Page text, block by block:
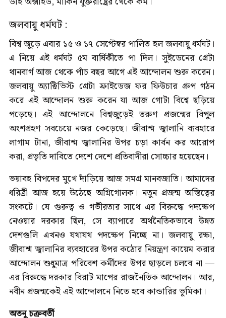
জলবায়ু ধর্মঘট :
বিশ্ব জুড়ে এবার ১৫ ও ১৭ সেপ্টেম্বর পালিত হল জলবায়ু ধর্মঘট।
এ নিয়ে এই ধর্মঘট ৫ম বার্ষিকীতে পা দিল। সুইডেনের গ্রেটা
থানবার্গ আজ থেকে পাঁচ বছর আগে এই আন্দোলন শুরু করেন।
জলবায়ু অ্যাক্টিভিস্ট গ্রেটা ফ্রাইডেজ ফর ফিউচার গ্রুপ গঠন
করে এই আন্দোলন শুরু করেন যা আজ গোটা বিশ্বে ছড়িয়ে
পড়েছে। এই আন্দোলনে বিশ্বজুড়েই তরুণ প্রজন্মের বিপুল
অংশগ্রহণ সবচেয়ে নজর কেড়েছে। জীবাশ্ম জ্বালানি ব্যবহারে
লাগাম টানা, জীবাশ্ম জ্বালানির উপর চড়া কার্বন কর আরোপ
করা, প্রভৃতি দাবিতে দেশে দেশে প্রতিবাদীরা সোচ্চার হয়েছেন।
ভয়াবহ বিপদের মুখে দাঁড়িয়ে আজ সমগ্র মানবজাতি। আমাদের
ধরিত্রী আজ হয়ে উঠেছে অগ্নিগোলক। নতুন প্রজন্ম অস্তিত্বের
সংকটে। যে গুরুত্ব ও গভীরতার সাথে এর বিরুদ্ধে পদক্ষেপ
নেওয়ার দরকার ছিল, সে ব্যাপারে অর্থনৈতিকভাবে উন্নত
দেশগুলি এখনও যথাযথ পদক্ষেপ নিচ্ছে না। জলবায়ু রক্ষা,
জীবাশ্ম জ্বালানির ব্যবহারের উপর কঠোর নিয়ন্ত্রণ কায়েম করার
আন্দোলন শুধুমাত্র পরিবেশ কর্মীদের উপর ছাড়লে চলবে না —
এর বিরুদ্ধে দরকার বিরাট মাপের রাজনৈতিক আন্দোলন। আর,
নবীন প্রজন্মকেই এই আন্দোলনে নিতে হবে কান্ডারির ভূমিকা।
অতনু চক্রবর্তী